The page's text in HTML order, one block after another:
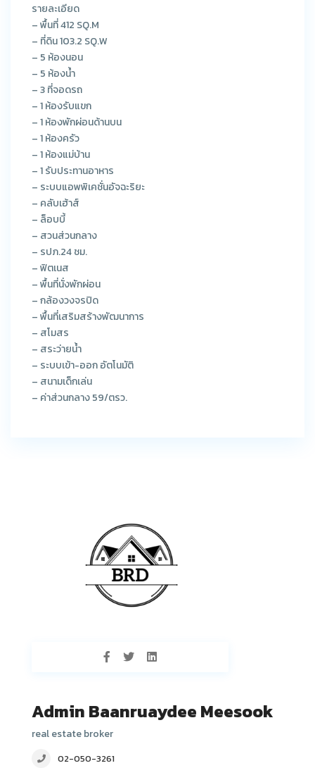
รายละเอียด
– พื้นที่ 412 SQ.M
– ที่ดิน 103.2 SQ.W
– 5 ห้องนอน
– 5 ห้องน้ำ
– 3 ที่จอดรถ
– 1 ห้องรับแขก
– 1 ห้องพักผ่อนด้านบน
– 1 ห้องครัว
– 1 ห้องแม่บ้าน
– 1 รับประทานอาหาร
– ระบบแอพพิเคชั่นอัจฉะริยะ
– คลับเฮ้าส์
– ล็อบบี้
– สวนส่วนกลาง
– รปภ.24 ชม.
– ฟิตเนส
– พื้นที่นั่งพักผ่อน
– กล้องวงจรปิด
– พื้นที่เสริมสร้างพัฒนาการ
– สโมสร
– สระว่ายน้ำ
– ระบบเข้า-ออก อัตโนมัติ
– สนามเด็กเล่น
– ค่าส่วนกลาง 59/ตรว.
Admin Baanruaydee Meesook
real estate broker
02-050-3261